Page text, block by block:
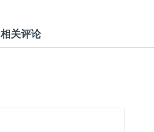
相关评论